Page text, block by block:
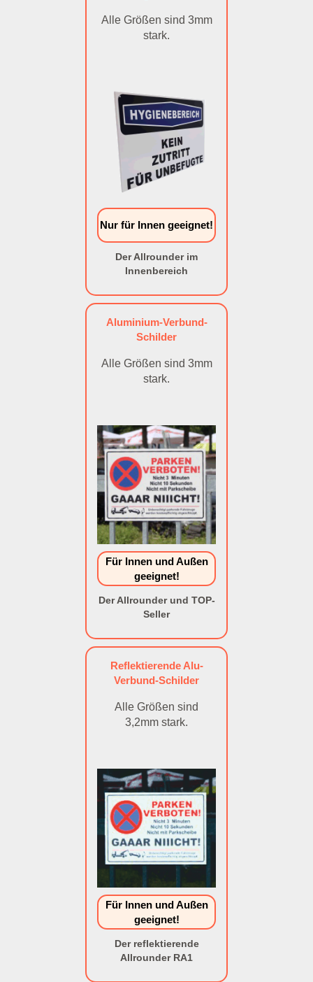
Alle Größen sind 3mm
stark.
Nur für Innen geeignet!
Der Allrounder im
Innenbereich
Aluminium-Verbund-
Schilder
Alle Größen sind 3mm
stark.
Für Innen und Außen
geeignet!
Der Allrounder und TOP-
Seller
Reflektierende Alu-
Verbund-Schilder
Alle Größen sind
3,2mm stark.
Für Innen und Außen
geeignet!
Der reflektierende
Allrounder RA1